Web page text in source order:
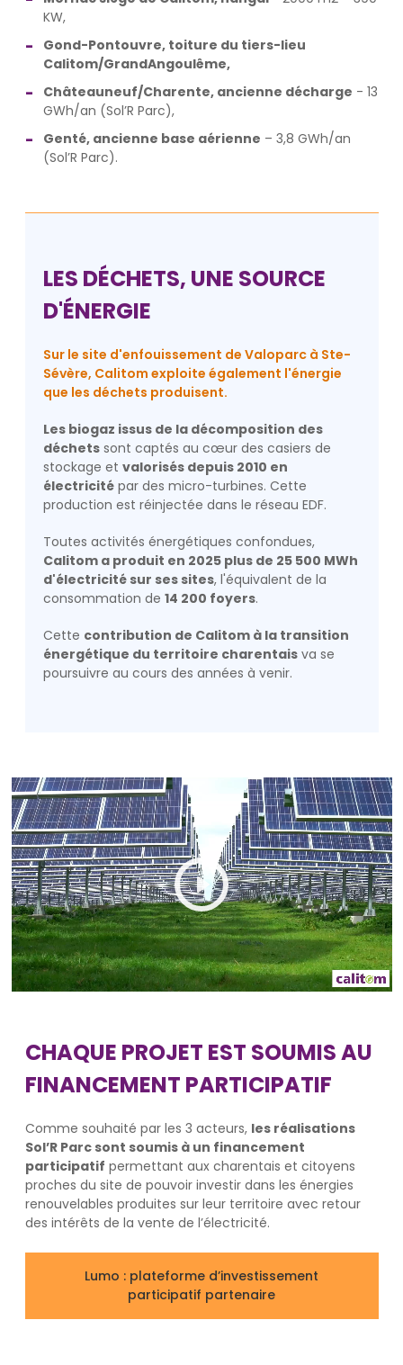
KW,
Gond-Pontouvre, toiture du tiers-lieu
Calitom/GrandAngoulême,
Châteauneuf/Charente, ancienne décharge - 13
GWh/an (Sol’R Parc),
Genté, ancienne base aérienne – 3,8 GWh/an
(Sol’R Parc).
LES DÉCHETS, UNE SOURCE
D'ÉNERGIE
Sur le site d'enfouissement de Valoparc à Ste-
Sévère, Calitom exploite également l'énergie
que les déchets produisent.
Les biogaz issus de la décomposition des
déchetssont captés au cœur des casiers de
stockage et valorisés depuis 2010 en
électricitépar des micro-turbines. Cette
production est réinjectée dans le réseau EDF.
Toutes activités énergétiques confondues,
Calitom a produit en 2025 plus de 25 500 MWh
d'électricité sur ses sites, l'équivalent de la
consommation de 14 200 foyers.
Cette contribution de Calitom à la transition
énergétique du territoire charentaisva se
poursuivre au cours des années à venir.
Mute Settings
Play
CHAQUE PROJET EST SOUMIS AU
FINANCEMENT PARTICIPATIF
Comme souhaité par les 3 acteurs, les réalisations
Sol’R Parc sont soumis à un financement
participatif permettant aux charentais et citoyens
proches du site de pouvoir investir dans les énergies
renouvelables produites sur leur territoire avec retour
des intérêts de la vente de l’électricité.
Lumo : plateforme d’investissement
participatif partenaire